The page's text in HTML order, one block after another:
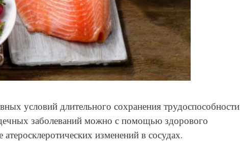
условий длительного сохранения трудоспособности
заболеваний можно с помощью здорового
изменений в сосудах.